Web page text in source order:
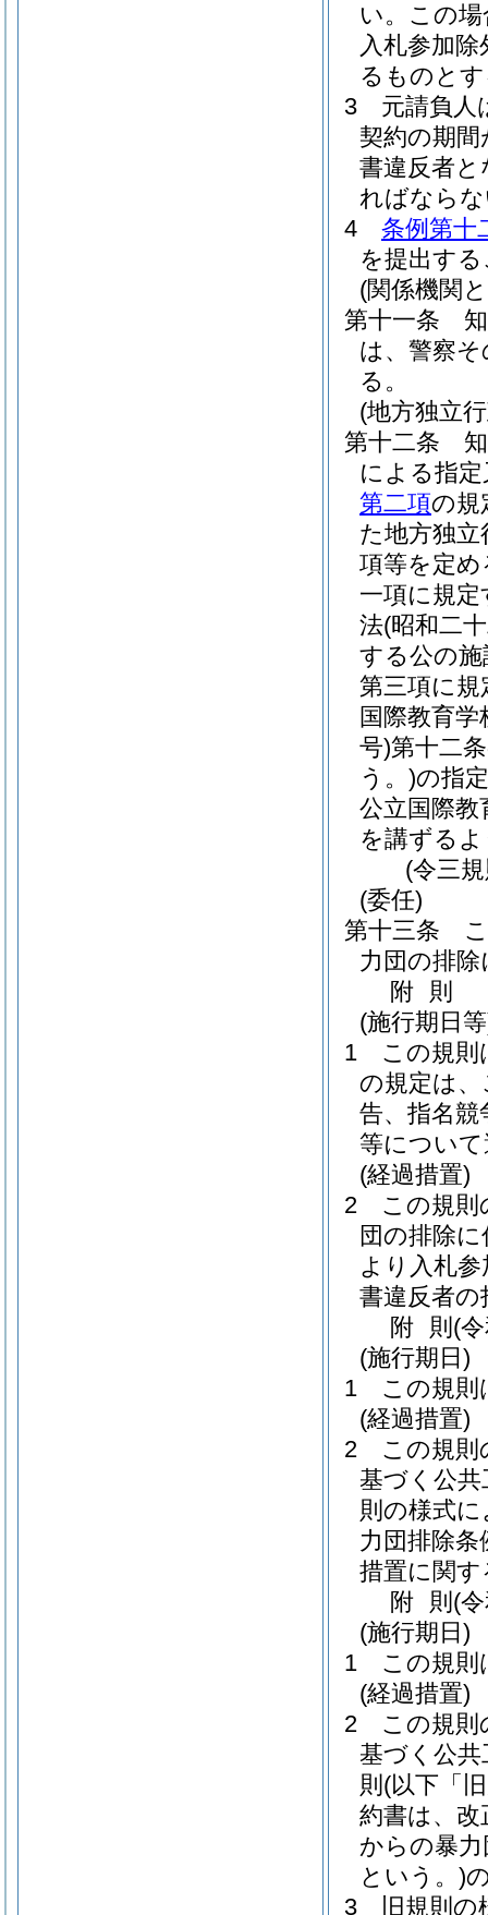
い。 この
入札参加
るものと
3
元請負人
契約の期
書違反者
ればなら
4
条例第十
を提出す
(関係機関
第十一条
は、警察
る。
(地方独立
第十二条
による指
第二項の規
た地方独立
項等を定め
一項に規
法(昭和二
する公の
第三項に
国際教育学
号)第十二
う。)の指
公立国際教
を講ずる
(令三
(委任)
第十三条
力団の排
附 則
(施行期日
1
この規則
の規定は
告、指名競
等につい
(経過措置)
2
この規則
団の排除
より入札
書違反者
附 則 (
(施行期日)
1
この規則
(経過措置)
2
この規則
基づく公
則の様式
力団排除
措置に関
附 則 (
(施行期日)
1
この規則
(経過措置)
2
この規則
基づく公
則 (以下「
約書は、改
からの暴
という。)
3
旧規則